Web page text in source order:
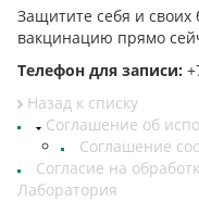
Защитите себя и своих
вакцинацию прямо
Телефон для записи:
Назад к списку
Соглашение об
Соглашение
Согласие на
Лаборатория